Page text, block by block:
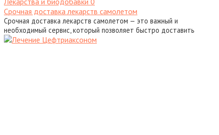
Срочная доставка лекарств самолетом
Срочная доставка лекарств самолетом — это важный и
необходимый сервис, который позволяет быстро доставить